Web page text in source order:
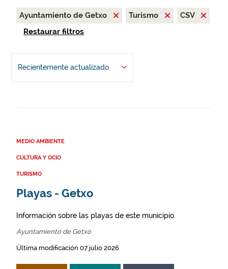
Ayuntamiento de Getxo Turismo
CSV
Restaurar filtros
Recientemente actualizado
MEDIO AMBIENTE
CULTURA Y OCIO
TURISMO
Playas - Getxo
Información sobre las playas de este municipio.
Ayuntamiento de Getxo
Última modificación 07 julio 2026